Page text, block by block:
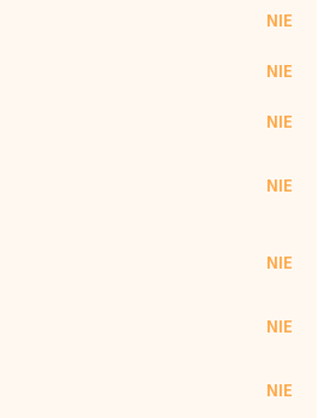
NIE
NIE
NIE
NIE
NIE
NIE
NIE